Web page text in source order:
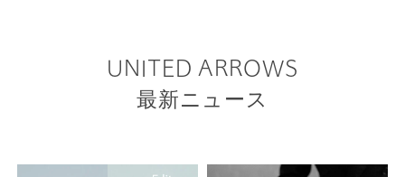
UNITED ARROWS
最新ニュース